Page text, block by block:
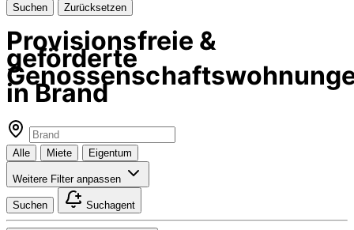
Suchen Zurücksetzen
Provisionsfreie &
geförderte
in Brand
Alle Miete Eigentum
Weitere Filter anpassen
Suchen Suchagent